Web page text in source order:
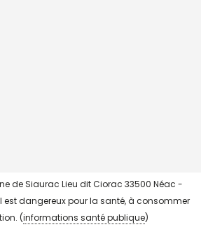
de Siaurac Lieu dit Ciorac 33500 Néac -
est dangereux pour la santé, à consommer
(informations santé publique)